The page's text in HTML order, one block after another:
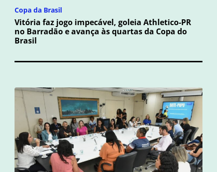
Copa da Brasil
Vitória faz jogo impecável, goleia Athletico-PR
no Barradão e avança às quartas da Copa do
Brasil